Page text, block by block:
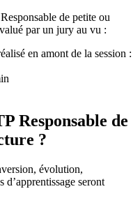
de petite ou
par un jury au vu :
en amont de la session :
Responsable de
?
évolution,
seront